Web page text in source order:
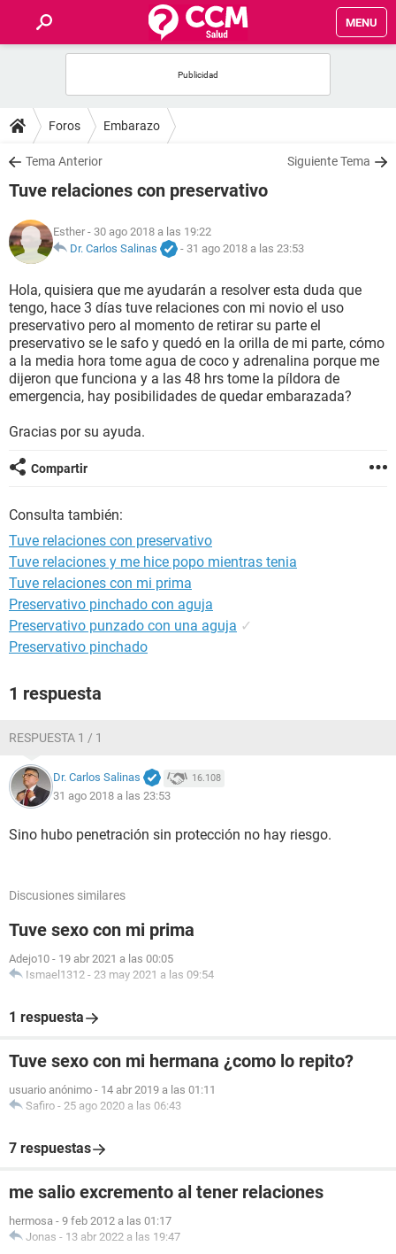
MENU
FOROS
SALUD
NUTRICIÓN
BIENESTAR
SEXUALIDAD
GLOSARIO
Foros Embarazo
Tema Anterior Siguiente Tema
Tuve relaciones con preservativo
Esther - 30 ago 2018 a las 19:22
Dr. Carlos Salinas
- 31 ago 2018 a las 23:53
Hola, quisiera que me ayudarán a resolver esta duda que
tengo, hace 3 días tuve relaciones con mi novio el uso
preservativo pero al momento de retirar su parte el
preservativo se le safo y quedó en la orilla de mi parte, cómo
a la media hora tome agua de coco y adrenalina porque me
dijeron que funciona y a las 48 hrs tome la píldora de
emergencia, hay posibilidades de quedar embarazada?
Gracias por su ayuda.
Compartir
Consulta también:
Tuve relaciones con preservativo
Tuve relaciones y me hice popo mientras tenia
Tuve relaciones con mi prima
Preservativo pinchado con aguja
Preservativo punzado con una aguja ✓
Preservativo pinchado
1 respuesta
RESPUESTA 1 / 1
Dr. Carlos Salinas 16.108
31 ago 2018 a las 23:53
Sino hubo penetración sin protección no hay riesgo.
Discusiones similares
Tuve sexo con mi prima
Adejo10 - 19 abr 2021 a las 00:05
Ismael1312 - 23 may 2021 a las 09:54
1 respuesta
Tuve sexo con mi hermana ¿como lo repito?
usuario anónimo - 14 abr 2019 a las 01:11
Safiro - 25 ago 2020 a las 06:43
7 respuestas
me salio excremento al tener relaciones
hermosa - 9 feb 2012 a las 01:17
Jonas - 13 abr 2022 a las 19:47